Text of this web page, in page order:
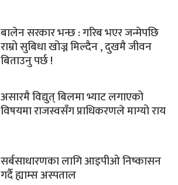
बालेन सरकार भन्छ : गरिब भएर जन्मेपछि
राम्रो सुबिधा खोज्न मिल्दैन , दुखमै जीवन
बिताउनु पर्छ !
असारमै विद्युत् बिलमा भ्याट लगाएको
विषयमा राजस्वसँग प्राधिकरणले माग्यो राय
सर्बसाधारणका लागि आइपीओ निष्कासन
गर्दै ह्याम्स अस्पताल